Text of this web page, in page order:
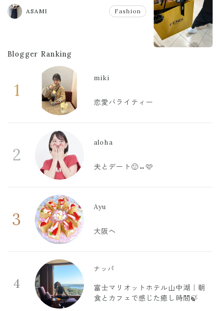
ASAMI Fashion
Blogger Ranking
1
miki
恋愛バライティー
2
aloha
夫とデート🙂‍↔️🩷
3
Ayu
大阪へ
4
ナッパ
富士マリオットホテル山中湖｜朝
食とカフェで感じた癒し時間🍃